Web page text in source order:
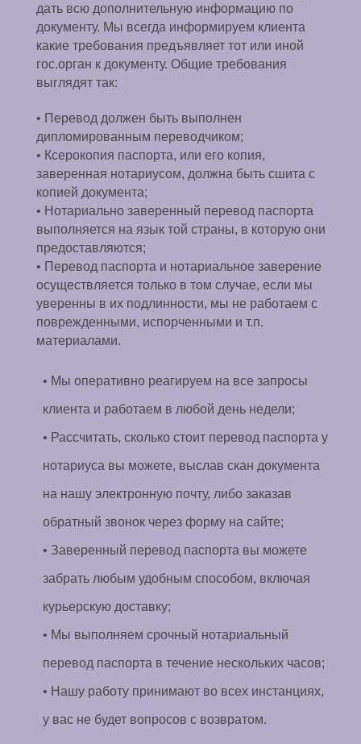
дать всю дополнительную информацию по
документу. Мы всегда информируем клиента
какие требования предъявляет тот или иной
гос.орган к документу. Общие требования
выглядят так:
• Перевод должен быть выполнен
дипломированным переводчиком;
• Ксерокопия паспорта, или его копия,
заверенная нотариусом, должна быть сшита с
копией документа;
• Нотариально заверенный перевод паспорта
выполняется на язык той страны, в которую они
предоставляются;
• Перевод паспорта и нотариальное заверение
осуществляется только в том случае, если мы
уверенны в их подлинности, мы не работаем с
поврежденными, испорченными и т.п.
материалами.
• Мы оперативно реагируем на все запросы
клиента и работаем в любой день недели;
• Рассчитать, сколько стоит перевод паспорта у
нотариуса вы можете, выслав скан документа
на нашу электронную почту, либо заказав
обратный звонок через форму на сайте;
• Заверенный перевод паспорта вы можете
забрать любым удобным способом, включая
курьерскую доставку;
• Мы выполняем срочный нотариальный
перевод паспорта в течение нескольких часов;
• Нашу работу принимают во всех инстанциях,
у вас не будет вопросов с возвратом.